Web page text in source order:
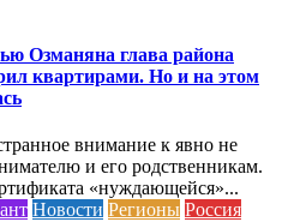
Озманяна глава района
квартирами. Но и на этом
внимание к явно не
и его родственникам.
«нуждающейся»...
Новости Регионы Россия